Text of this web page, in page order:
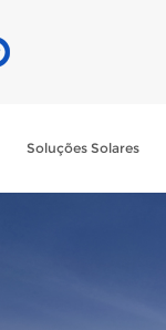
Soluções Solares